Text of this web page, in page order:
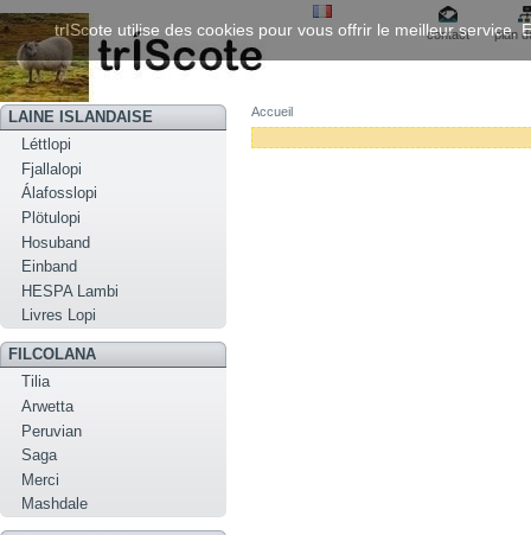
contact plan
LAINE ISLANDAISE
Léttlopi
Fjallalopi
Álafosslopi
Plötulopi
Hosuband
Einband
HESPA Lambi
Livres Lopi
FILCOLANA
Tilia
Arwetta
Peruvian
Saga
Merci
Mashdale
Accueil
trIScote utilise des cookies pour vous offrir le meilleur